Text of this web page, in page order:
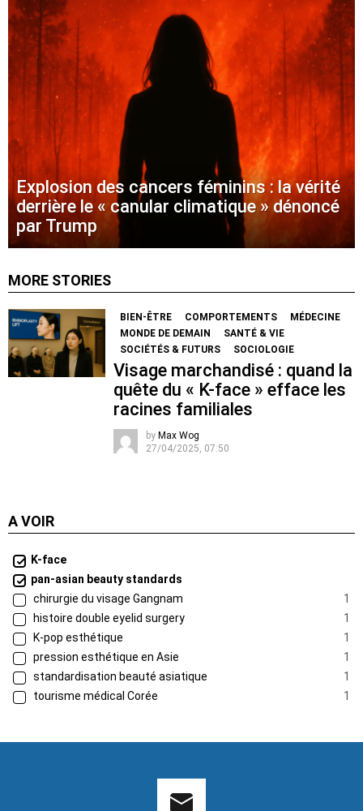
Explosion des cancers féminins : la vérité
derrière le « canular climatique » dénoncé
par Trump
MORE STORIES
BIEN-ÊTRE COMPORTEMENTS
MÉDECINE
MONDE DE DEMAIN
SANTÉ & VIE
SOCIÉTÉS & FUTURS
SOCIOLOGIE
Visage marchandisé : quand la
quête du « K-face » efface les
racines familiales
by Max Wog
27/04/2025, 07:50
A VOIR
K-face
pan-asian beauty standards
chirurgie du visage Gangnam
1
histoire double eyelid surgery
1
K-pop esthétique
1
pression esthétique en Asie
1
standardisation beauté asiatique
1
tourisme médical Corée
1